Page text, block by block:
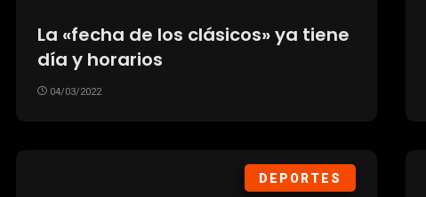
La «fecha de los clásicos» ya tiene
día y horarios
04/03/2022
DEPORTES